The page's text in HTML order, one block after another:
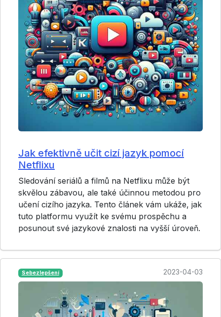
Jak efektivně učit cizí jazyk pomocí
Netflixu
Sledování seriálů a filmů na Netflixu může být
skvělou zábavou, ale také účinnou metodou pro
učení cizího jazyka. Tento článek vám ukáže, jak
tuto platformu využít ke svému prospěchu a
posunout své jazykové znalosti na vyšší úroveň.
Sebezlepšení 2023-04-03